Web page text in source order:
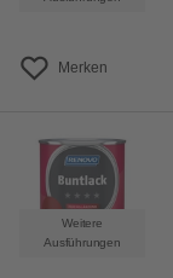
Merken
Weitere
Ausführungen